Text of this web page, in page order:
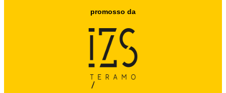
promosso da